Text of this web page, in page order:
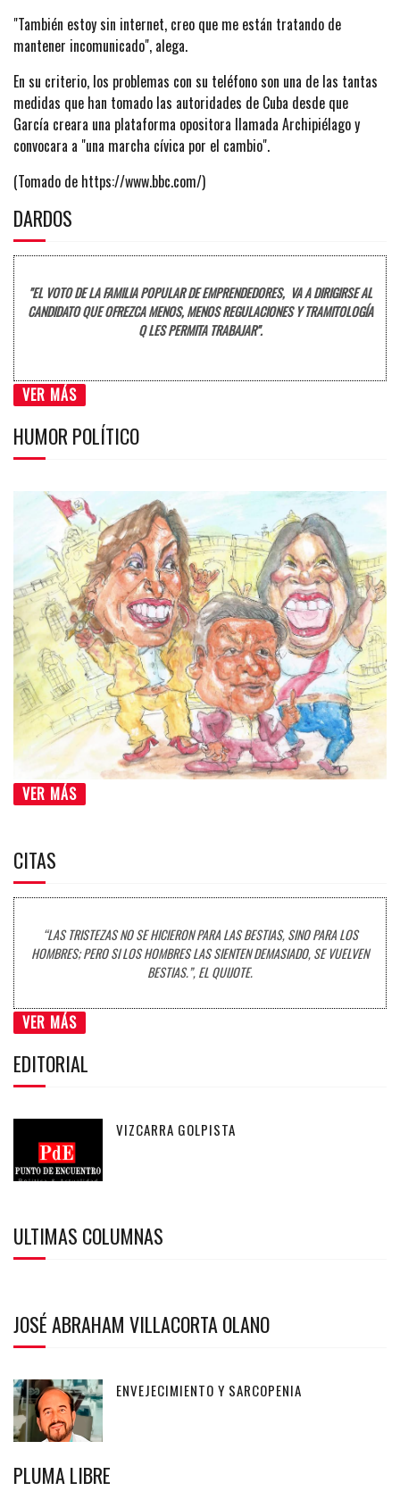
"También estoy sin internet, creo que me están tratando de
mantener incomunicado", alega.
En su criterio, los problemas con su teléfono son una de las tantas
medidas que han tomado las autoridades de Cuba desde que
García creara una plataforma opositora llamada Archipiélago y
convocara a "una marcha cívica por el cambio".
(Tomado de https://www.bbc.com/)
DARDOS
"EL VOTO DE LA FAMILIA POPULAR DE EMPRENDEDORES, VA A DIRIGIRSE AL
CANDIDATO QUE OFREZCA MENOS, MENOS REGULACIONES Y TRAMITOLOGÍA
Q LES PERMITA TRABAJAR".
VER MÁS
HUMOR POLÍTICO
VER MÁS
CITAS
“LAS TRISTEZAS NO SE HICIERON PARA LAS BESTIAS, SINO PARA LOS
HOMBRES; PERO SI LOS HOMBRES LAS SIENTEN DEMASIADO, SE VUELVEN
BESTIAS.”, EL QUIJOTE.
VER MÁS
EDITORIAL
VIZCARRA GOLPISTA
ULTIMAS COLUMNAS
JOSÉ ABRAHAM VILLACORTA OLANO
ENVEJECIMIENTO Y SARCOPENIA
PLUMA LIBRE